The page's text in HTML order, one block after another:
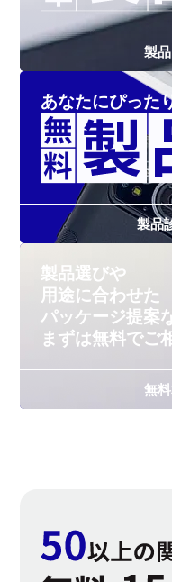
製
あなたにぴった
製品
製品選びや
用途に合わせた
パッケージ提案
まずは無料でご
無